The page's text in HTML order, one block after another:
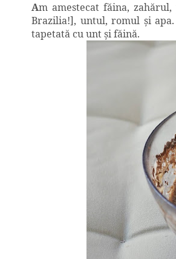
Am amestecat făina,
Brazilia!], untul, romul şi
tapetată cu unt şi făină.